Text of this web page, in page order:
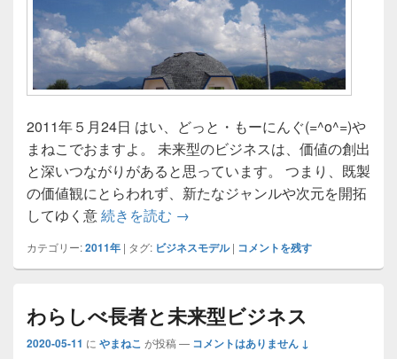
2011年５月24日 はい、どっと・もーにんぐ(=^o^=)や
まねこでおますよ。 未来型のビジネスは、価値の創出
と深いつながりがあると思っています。 つまり、既製
の価値観にとらわれず、新たなジャンルや次元を開拓
してゆく意続きを読む 金のガチョウと未来型ビジネス
→
カテゴリー:2011年 | タグ: ビジネスモデル | コメントを残す
わらしべ長者と未来型ビジネス
2020-05-11 に やまねこ が投稿 — コメントはありません ↓